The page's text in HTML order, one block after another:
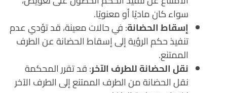
سواء كان ماديًا أو معنويًا.
إسقاط الحضانة: في حالات معينة، قد تؤدي عدم
تنفيذ حكم الرؤية إلى إسقاط الحضانة عن الطرف
الممتنع.
نقل الحضانة للطرف الآخر: قد تقرر المحكمة
نقل الحضانة من الطرف الممتنع إلى الطرف الآخر